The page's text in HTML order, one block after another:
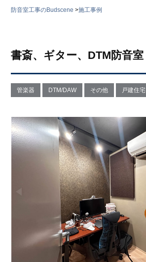
防音室工事のBudscene>施工事例
書斎、ギター、DTM防音室
管楽器 DTM/DAW その他 戸建住宅